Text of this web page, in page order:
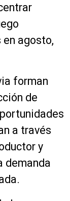
agosto,
forman
de
a través
y
demanda